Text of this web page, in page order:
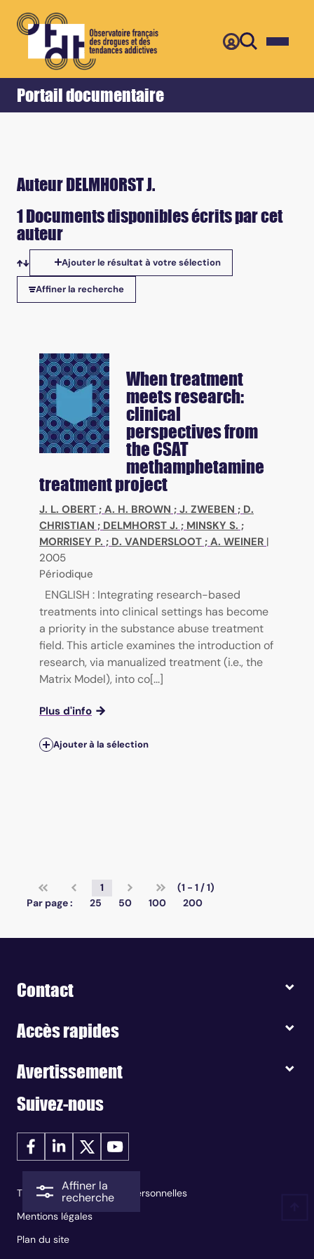
Affiner la
recherche
Portail documentaire
Accueil Retour
Auteur DELMHORST J.
1 Documents disponibles écrits par cet
auteur
Tris disponibles
Ajouter le résultat à votre sélection
Affiner la recherche
When treatment
meets research:
clinical
perspectives from
the CSAT
methamphetamine
treatment project
J. L. OBERT ; A. H. BROWN ; J. ZWEBEN ; D.
CHRISTIAN ; DELMHORST J. ; MINSKY S. ;
MORRISEY P. ; D. VANDERSLOOT ; A. WEINER |
2005
Périodique
ENGLISH : Integrating research-based
treatments into clinical settings has become
a priority in the substance abuse treatment
field. This article examines the introduction of
research, via manualized treatment (i.e., the
Matrix Model), into co[...]
Plus d'info
Ajouter à la sélection
1
(1 - 1 / 1)
Par page :
25 50 100 200
Contact
Accès rapides
Avertissement
Suivez-nous
Traitement des données personnelles
Mentions légales
Plan du site